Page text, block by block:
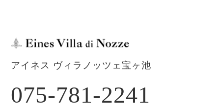
アイネス ヴィラノッツェ宝ヶ池
075-781-2241